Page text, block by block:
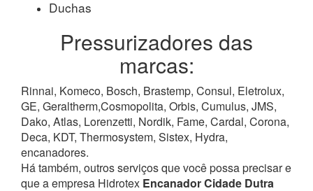
Duchas
Pressurizadores das
marcas:
Rinnai, Komeco, Bosch, Brastemp, Consul, Eletrolux,
GE, Geraltherm,Cosmopolita, Orbis, Cumulus, JMS,
Dako, Atlas, Lorenzetti, Nordik, Fame, Cardal, Corona,
Deca, KDT, Thermosystem, Sistex, Hydra,
encanadores.
Há também, outros serviços que você possa precisar e
que a empresa Hidrotex Encanador Cidade Dutra